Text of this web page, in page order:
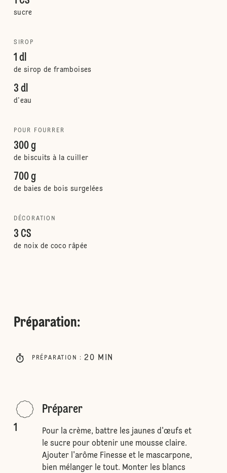
sucre
SIROP
1 dl
de sirop de framboises
3 dl
d'eau
POUR FOURRER
300 g
de biscuits à la cuiller
700 g
de baies de bois surgelées
DÉCORATION
3 CS
de noix de coco râpée
Préparation:
PRÉPARATION : 20 MIN
1
Préparer
Pour la crème, battre les jaunes d'œufs et
le sucre pour obtenir une mousse claire.
Ajouter l'arôme Finesse et le mascarpone,
bien mélanger le tout. Monter les blancs